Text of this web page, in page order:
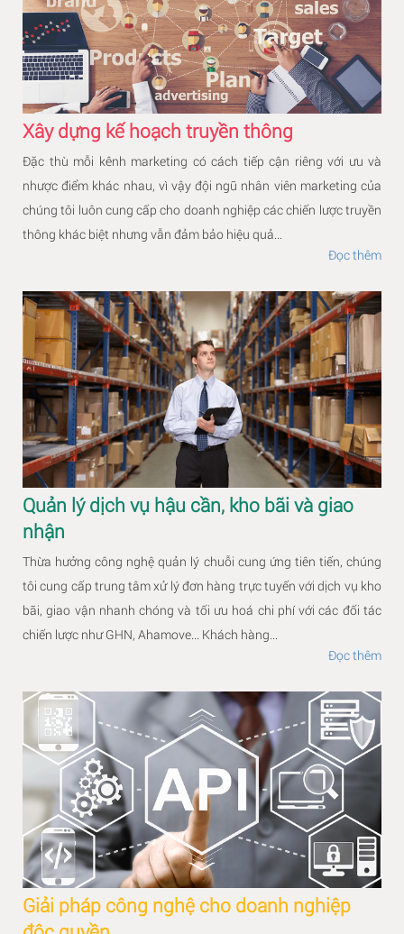
Xây dựng kế hoạch truyền thông
Đặc thù mỗi kênh marketing có cách tiếp cận riêng với ưu và
nhược điểm khác nhau, vì vậy đội ngũ nhân viên marketing của
chúng tôi luôn cung cấp cho doanh nghiệp các chiến lược truyền
thông khác biệt nhưng vẫn đảm bảo hiệu quả...
Đọc thêm
Quản lý dịch vụ hậu cần, kho bãi và giao
nhận
Thừa hưởng công nghệ quản lý chuỗi cung ứng tiên tiến, chúng
tôi cung cấp trung tâm xử lý đơn hàng trực tuyến với dịch vụ kho
bãi, giao vận nhanh chóng và tối ưu hoá chi phí với các đối tác
chiến lược như GHN, Ahamove... Khách hàng...
Đọc thêm
Giải pháp công nghệ cho doanh nghiệp